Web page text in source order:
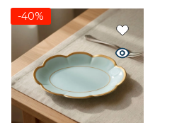
-40%